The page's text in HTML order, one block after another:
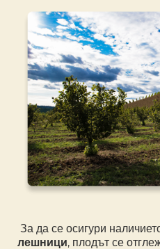
За да се осигури
лешници, плодът се